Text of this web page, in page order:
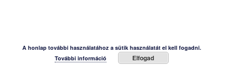
A honlap további használatához a sütik használatát el kell fogadni.
További információ
Elfogad